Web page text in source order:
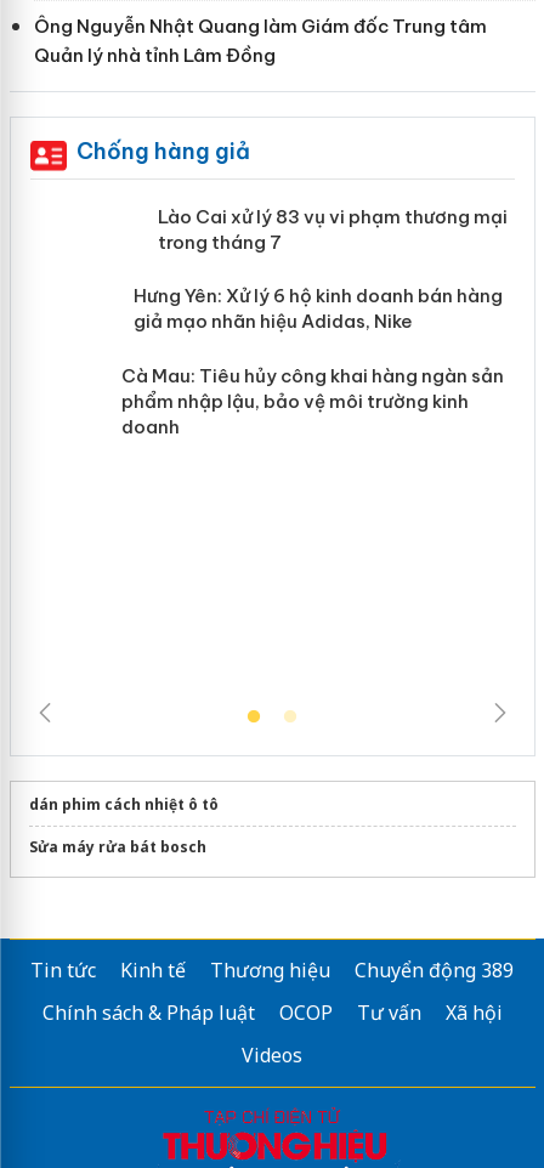
Ông Nguyễn Nhật Quang làm Giám đốc Trung tâm
Quản lý nhà tỉnh Lâm Đồng
Chống hàng giả
Lào Cai xử lý 83 vụ vi phạm thương
mại trong tháng 7
Hưng Yên: Xử lý 6 hộ kinh doanh bán
hàng giả mạo nhãn hiệu Adidas, Nike
dán phim cách nhiệt ô tô
Sửa máy rửa bát bosch
Tin tức Kinh tế Thương hiệu
Chuyển động 389
Chính sách & Pháp luật
OCOP Tư vấn
Xã hội
Videos